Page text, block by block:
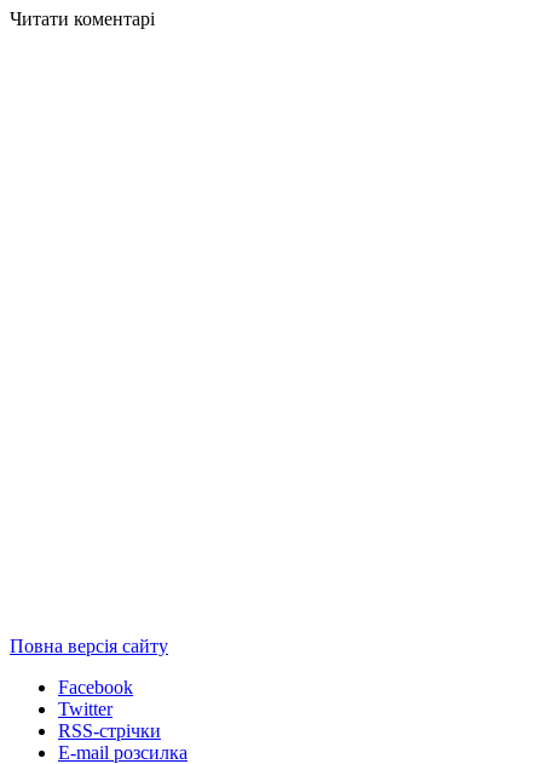
Читати коментарі
Повна версія сайту
Facebook
Twitter
RSS-стрічки
E-mail розсилка